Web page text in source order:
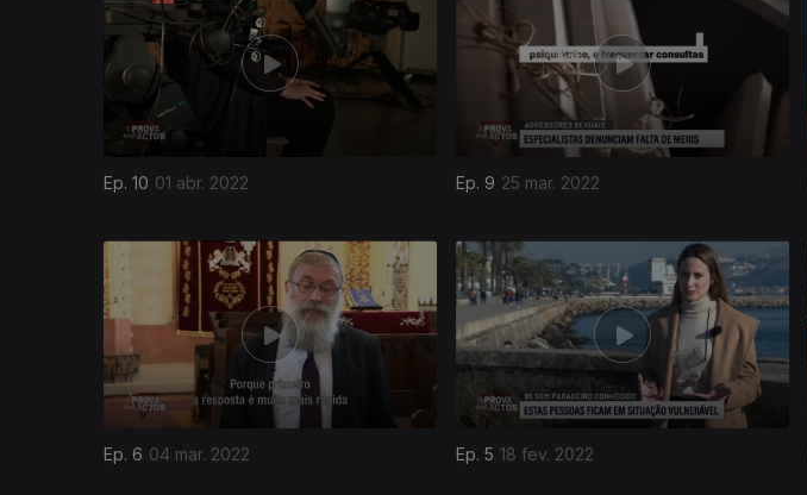
Ep. 10 01 abr. 2022 Ep. 9 25 mar. 2022
Ep. 6 04 mar. 2022 Ep. 5 18 fev. 2022